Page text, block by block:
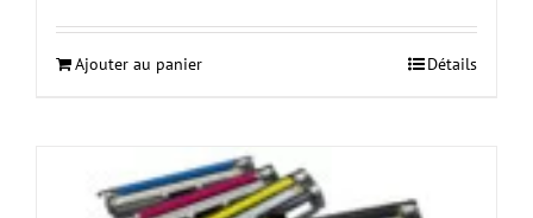
Ajouter au panier Détails